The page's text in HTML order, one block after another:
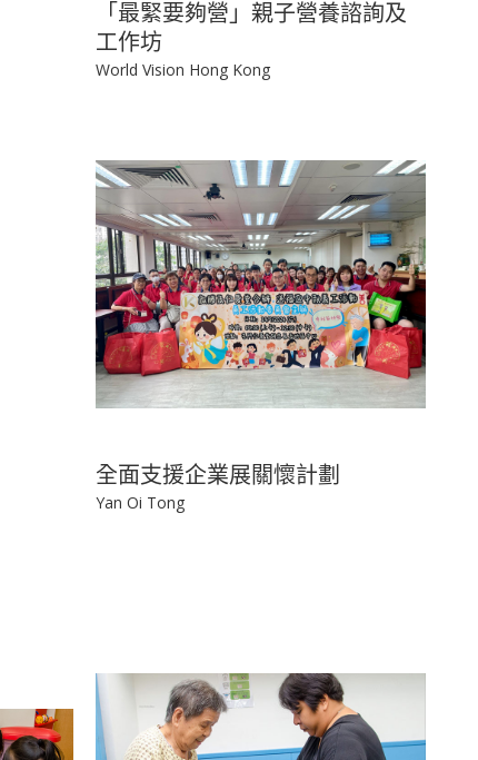
「最緊要夠營」親子營養諮詢及
工作坊
World Vision Hong Kong
全面支援企業展關懷計劃
Yan Oi Tong